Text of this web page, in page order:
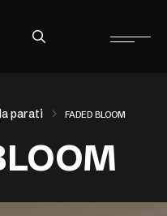
parati FADED BLOOM